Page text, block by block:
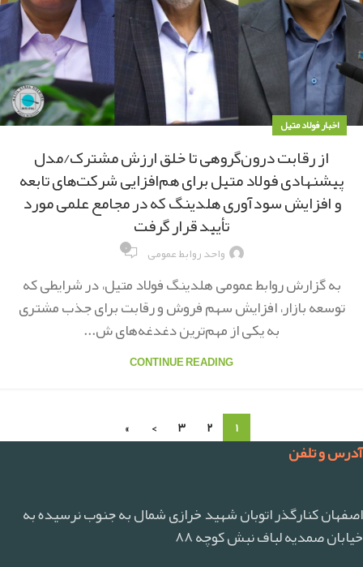
اخبار فولاد متیل
از رقابت درون‌گروهی تا خلق ارزش مشترک/مدل
پیشنهادی فولاد متیل برای هم‌افزایی شرکت‌های تابعه
و افزایش سودآوری هلدینگ که در مجامع علمی مورد
تأیید قرار گرفت
واحد روابط عمومی ۰
به گزارش روابط عمومی هلدینگ فولاد متیل، در شرایطی که
توسعه بازار، افزایش سهم فروش و رقابت برای جذب مشتری
به یکی از مهم‌ترین دغدغه‌های ش...
CONTINUE READING
۱ ۲ ۳ ›
»
آدرس و تلفن
اصفهان کنارگذر اتوبان شهید خرازی شمال به جنوب نرسیده به
خیابان صمدیه لباف نبش کوچه ۸۸